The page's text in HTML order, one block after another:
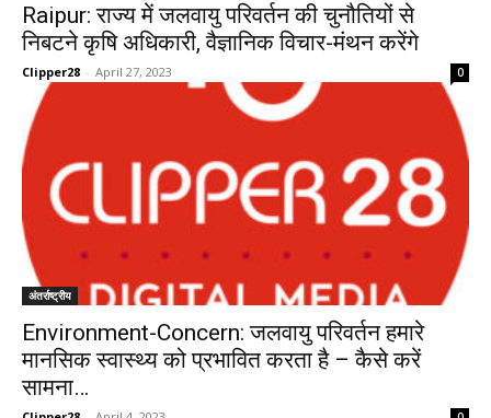
Raipur: राज्य में जलवायु परिवर्तन की चुनौतियों से
निबटने कृषि अधिकारी, वैज्ञानिक विचार-मंथन करेंगे
Clipper28 - April 27, 2023 0
अंतर्राष्ट्रीय
Environment-Concern: जलवायु परिवर्तन हमारे
मानसिक स्वास्थ्य को प्रभावित करता है – कैसे करें
सामना…